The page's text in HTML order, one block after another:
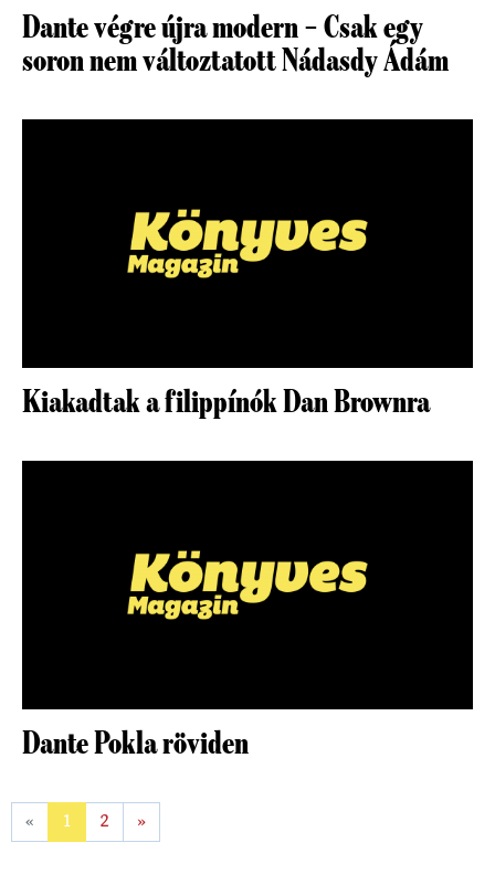
Dante végre újra modern – Csak egy
soron nem változtatott Nádasdy Ádám
Kiakadtak a filippínók Dan Brownra
Dante Pokla röviden
« 1 2 »